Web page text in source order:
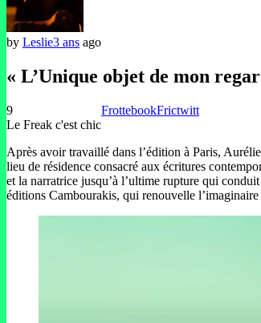
by Leslie3 ans ago
« L’Unique objet de mon
9
Le Freak c'est chic
FrottebookFrictwitt
Après avoir travaillé dans l’édition à Paris,
lieu de résidence consacré aux écritures
et la narratrice jusqu’à l’ultime rupture qui
éditions Cambourakis, qui renouvelle